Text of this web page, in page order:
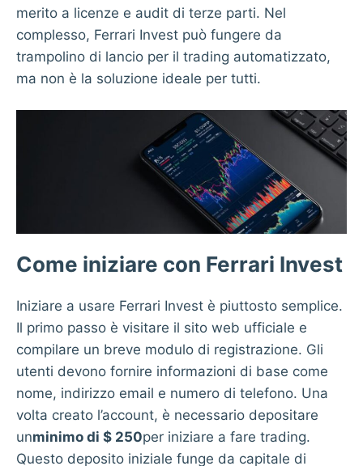
merito a licenze e audit di terze parti. Nel
complesso, Ferrari Invest può fungere da
trampolino di lancio per il trading automatizzato,
ma non è la soluzione ideale per tutti.
Come iniziare con Ferrari Invest
Iniziare a usare Ferrari Invest è piuttosto semplice.
Il primo passo è visitare il sito web ufficiale e
compilare un breve modulo di registrazione. Gli
utenti devono fornire informazioni di base come
nome, indirizzo email e numero di telefono. Una
volta creato l’account, è necessario depositare
unminimo di $ 250per iniziare a fare trading.
Questo deposito iniziale funge da capitale di